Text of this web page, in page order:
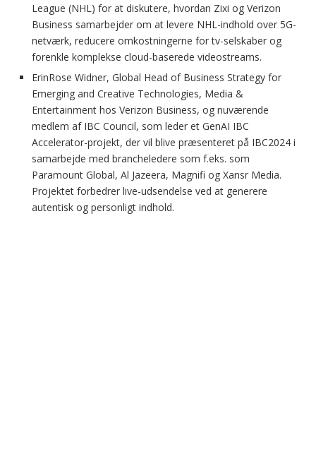
League (NHL) for at diskutere, hvordan Zixi og Verizon
Business samarbejder om at levere NHL-indhold over 5G-
netværk, reducere omkostningerne for tv-selskaber og
forenkle komplekse cloud-baserede videostreams.
ErinRose Widner, Global Head of Business Strategy for
Emerging and Creative Technologies, Media &
Entertainment hos Verizon Business, og nuværende
medlem af IBC Council, som leder et GenAI IBC
Accelerator-projekt, der vil blive præsenteret på IBC2024 i
samarbejde med brancheledere som f.eks. som
Paramount Global, Al Jazeera, Magnifi og Xansr Media.
Projektet forbedrer live-udsendelse ved at generere
autentisk og personligt indhold.